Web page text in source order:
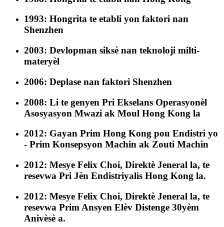
1993: Hongrita te etabli yon faktori nan
Shenzhen
2003: Devlopman siksè nan teknoloji milti-
materyèl
2006: Deplase nan faktori Shenzhen
2008: Li te genyen Pri Ekselans Operasyonèl
Asosyasyon Mwazi ak Moul Hong Kong la
2012: Gayan Prim Hong Kong pou Endistri yo
- Prim Konsepsyon Machin ak Zouti Machin
2012: Mesye Felix Choi, Direktè Jeneral la, te
resevwa Pri Jèn Endistriyalis Hong Kong la.
2012: Mesye Felix Choi, Direktè Jeneral la, te
resevwa Prim Ansyen Elèv Distenge 30yèm
Anivèsè a.